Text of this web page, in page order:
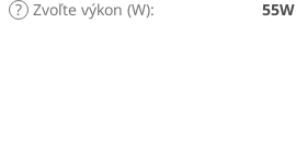
? Zvoľte výkon (W): 55W